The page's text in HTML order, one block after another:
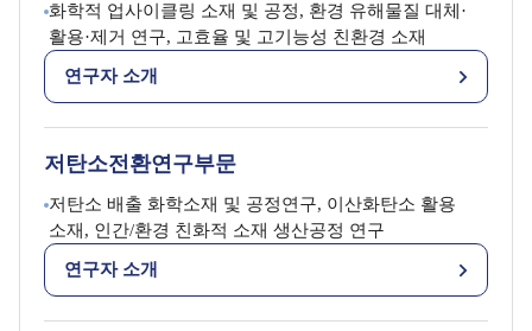
화학적 업사이클링 소재 및 공정, 환경 유해물질 대체·
활용·제거 연구, 고효율 및 고기능성 친환경 소재
연구자 소개
저탄소전환연구부문
저탄소 배출 화학소재 및 공정연구, 이산화탄소 활용
소재, 인간/환경 친화적 소재 생산공정 연구
연구자 소개